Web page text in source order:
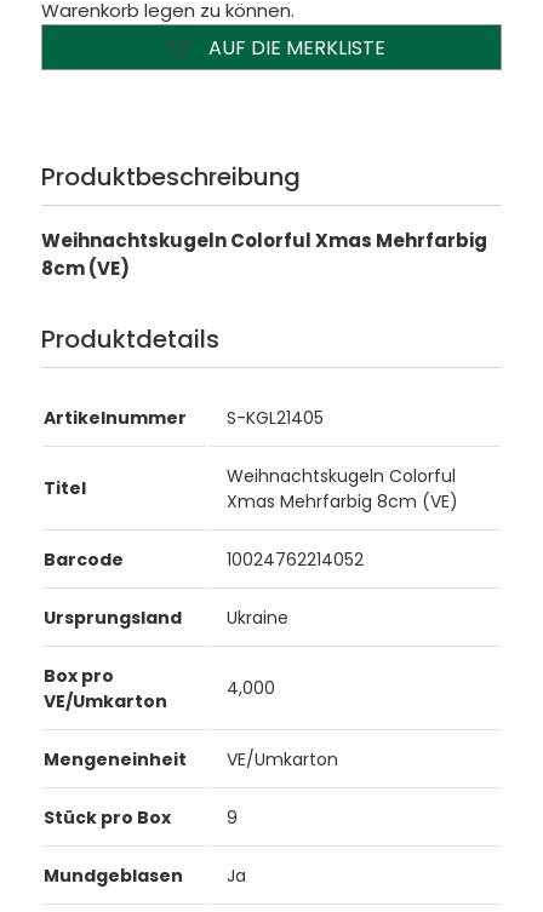
Warenkorb legen zu können.
AUF DIE MERKLISTE
Produktbeschreibung
Weihnachtskugeln Colorful Xmas Mehrfarbig
8cm (VE)
Produktdetails
Artikelnummer S-KGL21405
Titel
Weihnachtskugeln Colorful
Xmas Mehrfarbig 8cm (VE)
Barcode 10024762214052
Ursprungsland Ukraine
Box pro
VE/Umkarton
4,000
Mengeneinheit VE/Umkarton
Stück pro Box 9
Mundgeblasen Ja